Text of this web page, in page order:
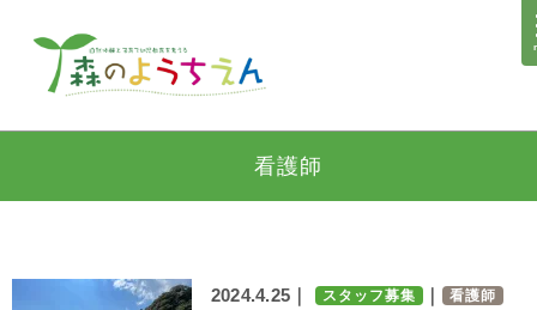
看護師
2024.4.25｜ スタッフ募集 看護師